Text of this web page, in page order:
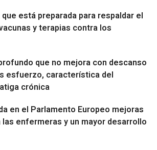
que está preparada para respaldar el
y terapias contra los
que no mejora con descanso
esfuerzo, característica del
crónica
en el Parlamento Europeo mejoras
las enfermeras y un mayor desarrollo